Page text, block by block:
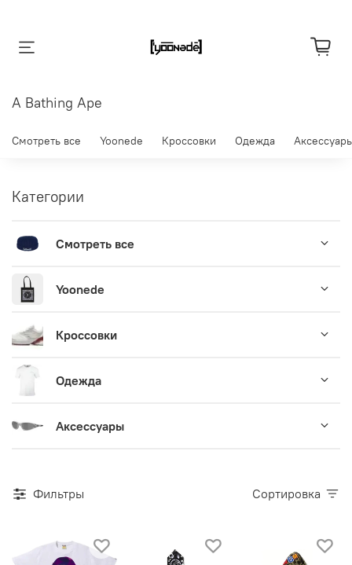
A Bathing Ape
Смотреть все Yoonede Кроссовки Одежда
Категории
Смотреть все
Yoonede
Кроссовки
Одежда
Аксессуары
Фильтры Сортировка